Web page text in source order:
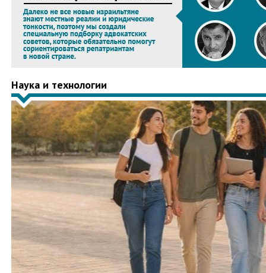
Наука и технологии